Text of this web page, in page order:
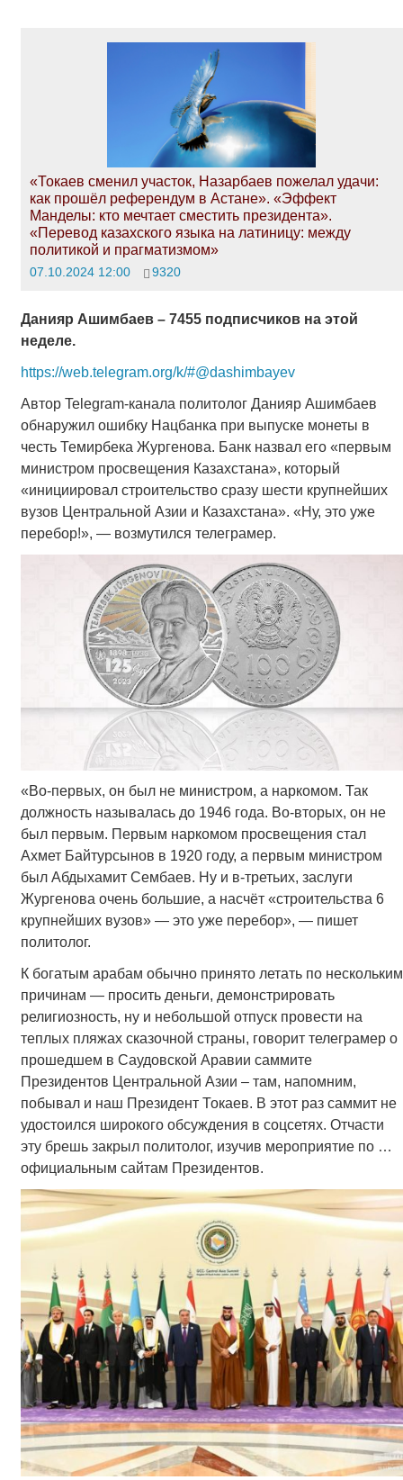
«Токаев сменил участок, Назарбаев пожелал удачи:
как прошёл референдум в Астане». «Эффект
Манделы: кто мечтает сместить президента».
«Перевод казахского языка на латиницу: между
политикой и прагматизмом»
07.10.2024 12:00 9320
Данияр Ашимбаев – 7455 подписчиков на этой
неделе.
https://web.telegram.org/k/#@dashimbayev
Автор Telegram-канала политолог Данияр Ашимбаев
обнаружил ошибку Нацбанка при выпуске монеты в
честь Темирбека Жургенова. Банк назвал его «первым
министром просвещения Казахстана», который
«инициировал строительство сразу шести крупнейших
вузов Центральной Азии и Казахстана». «Ну, это уже
перебор!», — возмутился телеграмер.
«Во-первых, он был не министром, а наркомом. Так
должность называлась до 1946 года. Во-вторых, он не
был первым. Первым наркомом просвещения стал
Ахмет Байтурсынов в 1920 году, а первым министром
был Абдыхамит Сембаев. Ну и в-третьих, заслуги
Жургенова очень большие, а насчёт «строительства 6
крупнейших вузов» — это уже перебор», — пишет
политолог.
К богатым арабам обычно принято летать по нескольким
причинам — просить деньги, демонстрировать
религиозность, ну и небольшой отпуск провести на
теплых пляжах сказочной страны, говорит телеграмер о
прошедшем в Саудовской Аравии саммите
Президентов Центральной Азии – там, напомним,
побывал и наш Президент Токаев. В этот раз саммит не
удостоился широкого обсуждения в соцсетях. Отчасти
эту брешь закрыл политолог, изучив мероприятие по …
официальным сайтам Президентов.